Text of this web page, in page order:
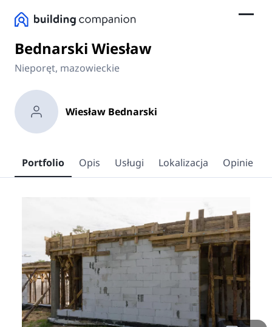
Bednarski Wiesław
Nieporęt, mazowieckie
Wiesław Bednarski
Portfolio Opis Usługi Lokalizacja Opinie